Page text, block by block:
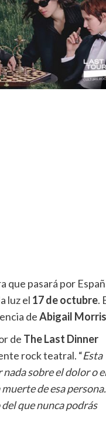
que pasará por
luz el 17 de octubre.
deAbigail Morris
de The Last Dinner
rock teatral. “Esta
nada sobre el dolor o
de esa persona.
que nunca podrás